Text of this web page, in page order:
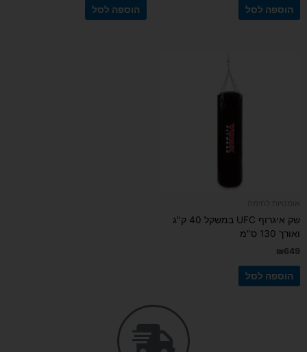
הוספה לסל הוספה לסל
שק איגרוף UFC במשקל 40 ק"ג
ואורך 130 ס"מ
₪649
הוספה לסל